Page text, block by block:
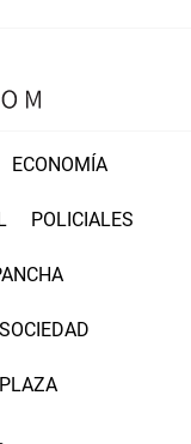
ECONOMÍA
POLICIALES
SOCIEDAD